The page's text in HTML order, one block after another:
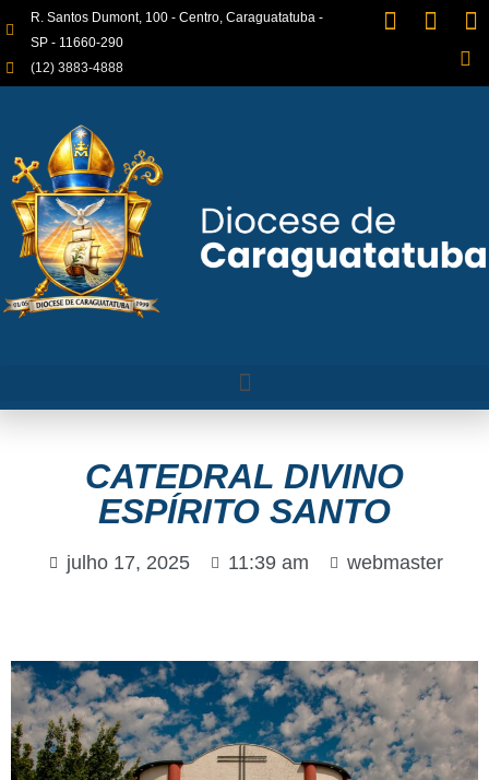
R. Santos Dumont, 100 - Centro, Caraguatatuba -
SP - 11660-290
(12) 3883-4888
CATEDRAL DIVINO
ESPÍRITO SANTO
julho 17, 2025 11:39 am webmaster